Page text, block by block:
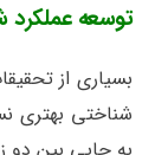
توسعه
بسیاری از
شناختی بهتری